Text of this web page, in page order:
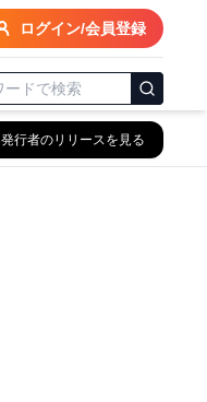
ログイン/会員登録
発行者のリリースを見る